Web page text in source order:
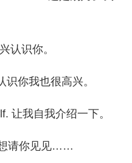
识你。
你我也很高兴。
我自我介绍一下。
请你见见……